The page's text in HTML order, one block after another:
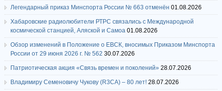
Легендарный приказ Минспорта России № 663 отменён 01.08.2026
Хабаровские радиолюбители РТРС связались с Международной
космической станцией, Аляской и Самоа 01.08.2026
Обзор изменений в Положение о ЕВСК, вносимых Приказом Минспорта
России от 29 июня 2026 г. № 562 30.07.2026
Патриотическая акция «Связь времен и поколений» 28.07.2026
Владимиру Семеновичу Чукову (R3CA) – 80 лет! 28.07.2026